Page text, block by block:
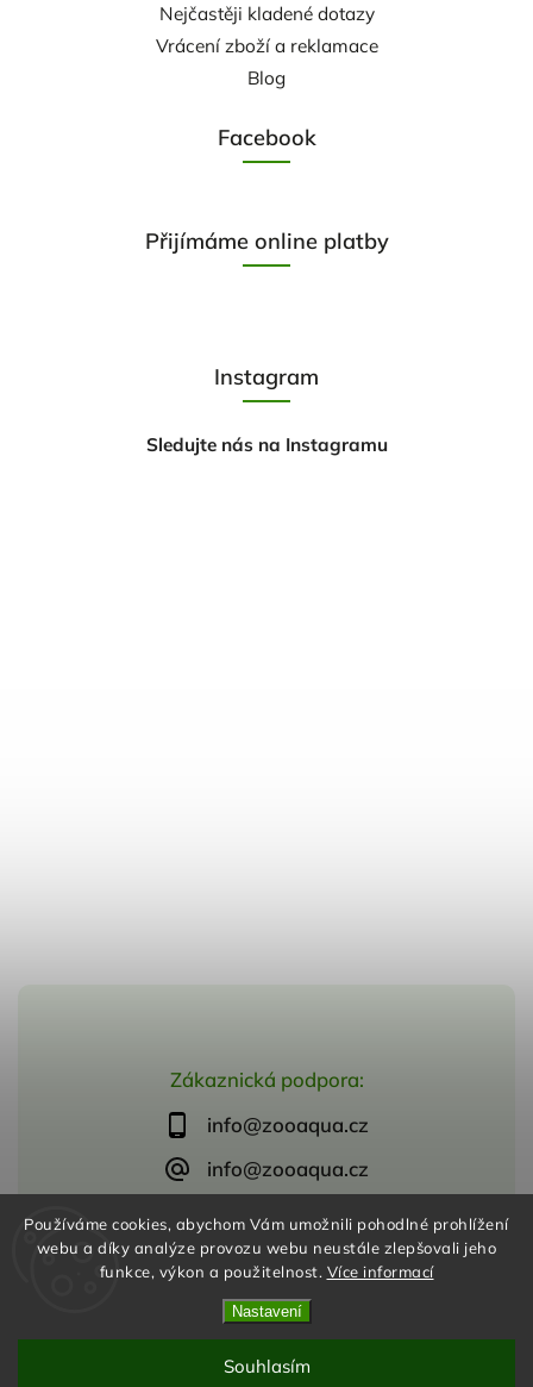
Používáme cookies, abychom Vám umožnili pohodlné prohlížení
webu a díky analýze provozu webu neustále zlepšovali jeho
funkce, výkon a použitelnost. Více informací
Nastavení
Souhlasím
Zákaznická podpora:
info@zooaqua.cz
info@zooaqua.cz
Nejčastěji kladené dotazy
Vrácení zboží a reklamace
Blog
Facebook
Přijímáme online platby
Instagram
Sledujte nás na Instagramu
Copyright 2026ZooAqua, s.r.o. Všechna práva vyhrazena.
VytvořilShoptet| Design